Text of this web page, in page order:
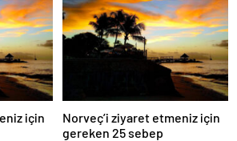
için
Norveç’i ziyaret etmeniz için
gereken 25 sebep